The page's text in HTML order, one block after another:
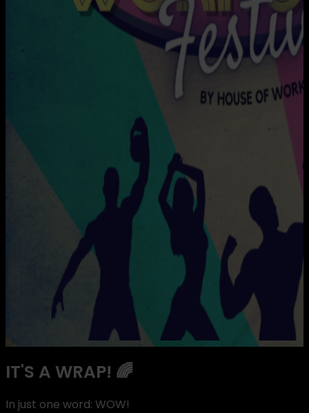
IT'S A WRAP! 🌈
In just one word: WOW!